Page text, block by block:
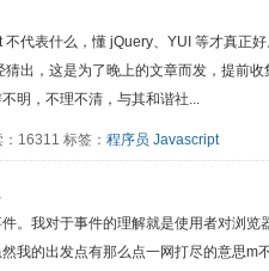
代表什么，懂 jQuery、YUI 等才真正
出，这是为了晚上的文章而发，提前
明，不理不清，与其和谐社...
16311 标签： 程序员 Javascript
。我对于事件的理解就是使用者对浏览
我的出发点有那么点一网打尽的意思m